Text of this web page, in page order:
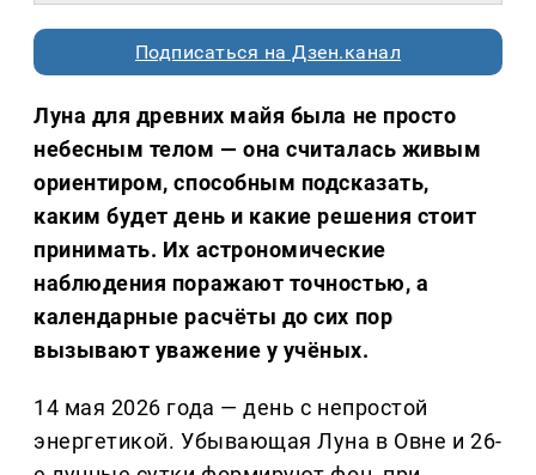
Подписаться на Дзен.канал
Луна для древних майя была не просто
небесным телом — она считалась живым
ориентиром, способным подсказать,
каким будет день и какие решения стоит
принимать. Их астрономические
наблюдения поражают точностью, а
календарные расчёты до сих пор
вызывают уважение у учёных.
14 мая 2026 года — день с непростой
энергетикой. Убывающая Луна в Овне и 26-